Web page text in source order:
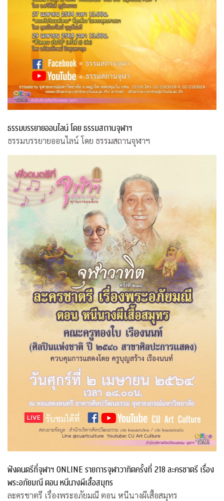
ธรรมบรรยายออนไลน์ โดย ธรรมสถานจุฬาฯ
ธรรมบรรยายออนไลน์ โดย ธรรมสถานจุฬาฯ
ฟังดนตรีที่จุฬาฯ ONLINE รายการจุฬาวาทิตครั้งที่ 218 ละครชาตรี เรื่อง
พระอภัยมณี ตอน หนีนางผีเสื้อสมุทร
ละครชาตรี เรื่องพระอภัยมณี ตอน หนีนางผีเสื้อสมุทร